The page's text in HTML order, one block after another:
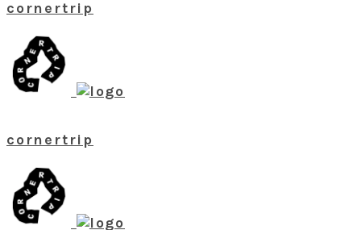
cornertrip
cornertrip